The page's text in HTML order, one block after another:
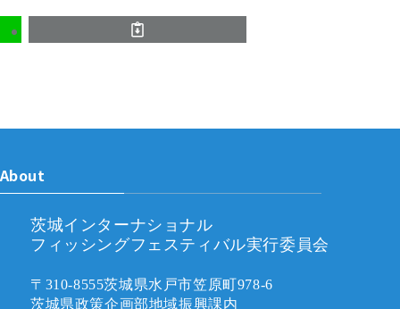
About
茨城インターナショナル
フィッシングフェスティバル実行委員会
〒310-8555茨城県水戸市笠原町978-6
茨城県政策企画部地域振興課内